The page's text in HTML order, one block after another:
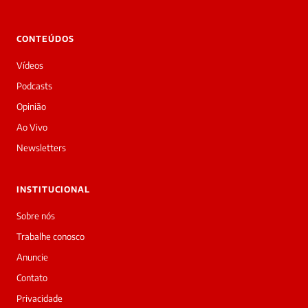
Boa
Sou
a
daqui
do
Prime.
Redação
acabou
de
cobrir
matéria
—
a
CONTEÚDOS
Vídeos
Podcasts
Opinião
Ao Vivo
Newsletters
INSTITUCIONAL
Sobre nós
Trabalhe conosco
Anuncie
Contato
Privacidade